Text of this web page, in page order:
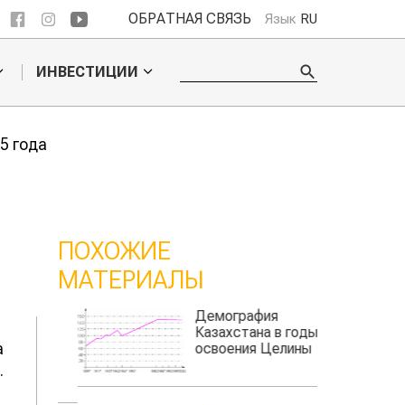
ОБРАТНАЯ СВЯЗЬ Язык RU
ИНВЕСТИЦИИ
года
ПОХОЖИЕ
МАТЕРИАЛЫ
Демография
Казахстана в годы
освоения Целины